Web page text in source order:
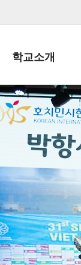
학교소개
학교장인사말
학생회장인사말
학교상징
학교 CI
교직원현황
학생현황
위치/전화
전경사진